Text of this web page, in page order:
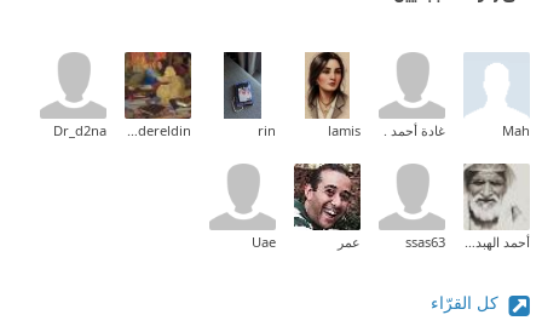
Mah غادة أحمد . lamis
rin
Hams Badereldin 🎋🕊️
Dr_d2na
أحمد الهبداني خواطر وأسمار 📚🌙 ssas63 عمر Uae
كل القرّاء